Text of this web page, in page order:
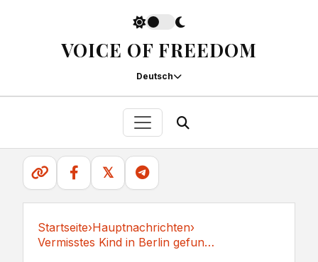
VOICE OF FREEDOM
Deutsch
𝕏
Startseite›Hauptnachrichten›
Vermisstes Kind in Berlin gefunden: Entführer...